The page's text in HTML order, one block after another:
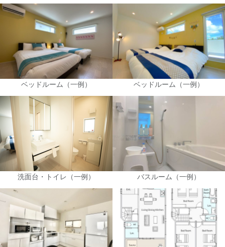
ベッドルーム（一例） ベッドルーム（一例）
洗面台・トイレ（一例） バスルーム（一例）